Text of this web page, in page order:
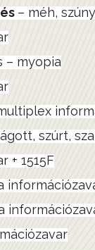
– méh,
– myopia
szúrt,
+ 1515F